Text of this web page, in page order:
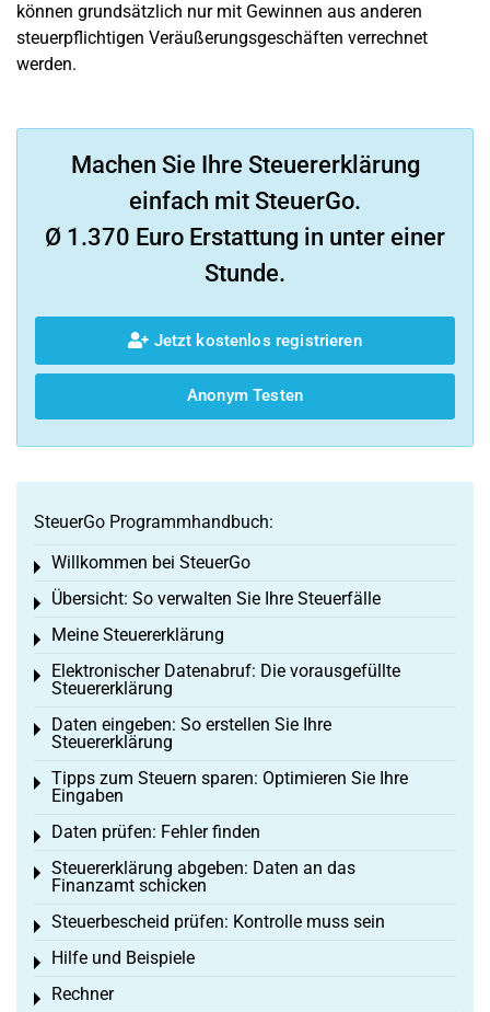
können grundsätzlich nur mit Gewinnen aus anderen
steuerpflichtigen Veräußerungsgeschäften verrechnet
werden.
Machen Sie Ihre Steuererklärung
einfach mit SteuerGo.
Ø 1.370 Euro Erstattung in unter einer
Stunde.
Jetzt kostenlos registrieren
Anonym Testen
SteuerGo Programmhandbuch:
Willkommen bei SteuerGo
Toggle menu
Übersicht: So verwalten Sie Ihre Steuerfälle
Toggle menu
Meine Steuererklärung
Toggle menu
Elektronischer Datenabruf: Die vorausgefüllte
Steuererklärung
Toggle menu
Daten eingeben: So erstellen Sie Ihre
Steuererklärung
Toggle menu
Tipps zum Steuern sparen: Optimieren Sie Ihre
Eingaben
Toggle menu
Daten prüfen: Fehler finden
Toggle menu
Steuererklärung abgeben: Daten an das
Finanzamt schicken
Toggle menu
Steuerbescheid prüfen: Kontrolle muss sein
Toggle menu
Hilfe und Beispiele
Toggle menu
Rechner
Toggle menu